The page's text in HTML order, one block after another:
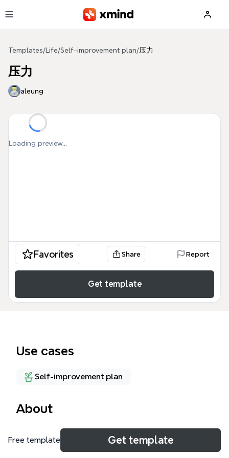
Templates/ Life/Self-improvement plan/压力
压力
aleung
Loading preview...
Favorites Share Report
Get template
Use cases
Self-improvement plan
About
压力管理是职场与生活中常见的挑战。这张压力管理思
维导图模板从四个维度系统梳理了压力的来源与应对策
Free template Get template